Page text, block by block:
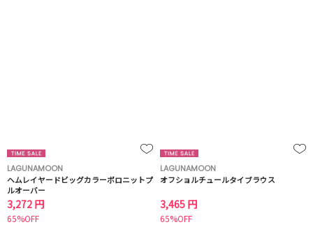
LAGUNAMOON
ヘムレイヤードビッグカラーポロニットプ
ルオーバー
3,272 円
65%OFF
LAGUNAMOON
オフショルチュールタイブラウス
3,465 円
65%OFF